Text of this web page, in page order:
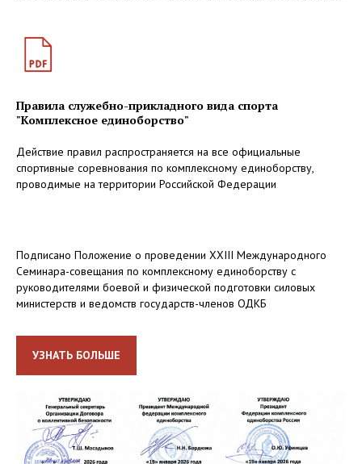
Правила служебно-прикладного вида спорта
"Комплексное единоборство"
Действие правил распространяется на все официальные
спортивные соревнования по комплексному единоборству,
проводимые на территории Российской Федерации
Подписано Положение о проведении XXIII Международного
Семинара-совещания по комплексному единоборству с
руководителями боевой и физической подготовки силовых
министерств и ведомств государств-членов ОДКБ
УЗНАТЬ БОЛЬШЕ